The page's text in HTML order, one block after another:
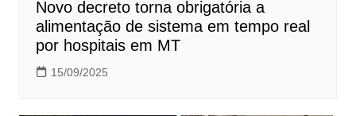
Novo decreto torna obrigatória a
alimentação de sistema em tempo real
por hospitais em MT
15/09/2025